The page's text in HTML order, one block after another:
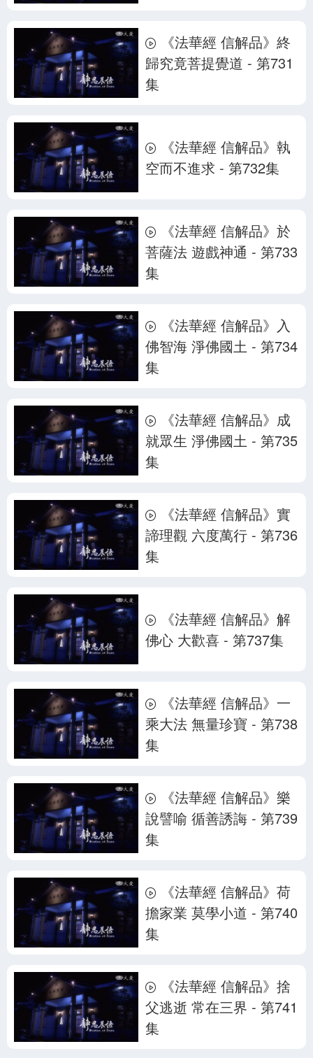
《法華經 信解品》終
歸究竟菩提覺道 - 第731
集
《法華經 信解品》執
空而不進求 - 第732集
《法華經 信解品》於
菩薩法 遊戲神通 - 第733
集
《法華經 信解品》入
佛智海 淨佛國土 - 第734
集
《法華經 信解品》成
就眾生 淨佛國土 - 第735
集
《法華經 信解品》實
諦理觀 六度萬行 - 第736
集
《法華經 信解品》解
佛心 大歡喜 - 第737集
《法華經 信解品》一
乘大法 無量珍寶 - 第738
集
《法華經 信解品》樂
說譬喻 循善誘誨 - 第739
集
《法華經 信解品》荷
擔家業 莫學小道 - 第740
集
《法華經 信解品》捨
父逃逝 常在三界 - 第741
集